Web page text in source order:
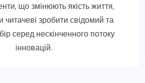
що змінюють якість життя,
зробити свідомий та
серед нескінченного потоку
інновацій.